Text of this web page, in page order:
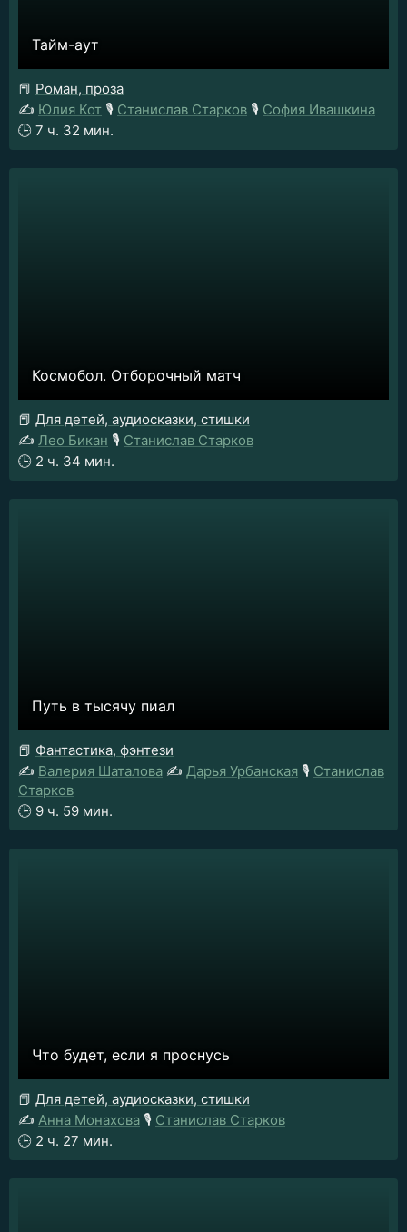
Тайм-аут
📕 Роман, проза
✍️ Юлия Кот 🎙️ Станислав Старков 🎙️ София Ивашкина
🕒 7 ч. 32 мин.
Космобол. Отборочный матч
📕 Для детей, аудиосказки, стишки
✍️ Лео Бикан 🎙️ Станислав Старков
🕒 2 ч. 34 мин.
Путь в тысячу пиал
📕 Фантастика, фэнтези
✍️ Валерия Шаталова ✍️ Дарья Урбанская 🎙️ Станислав
Старков
🕒 9 ч. 59 мин.
Что будет, если я проснусь
📕 Для детей, аудиосказки, стишки
✍️ Анна Монахова 🎙️ Станислав Старков
🕒 2 ч. 27 мин.